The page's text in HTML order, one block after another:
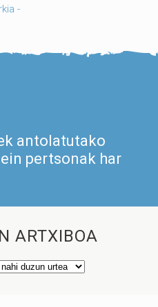
-
antolatutako
pertsonak har
ARTXIBOA